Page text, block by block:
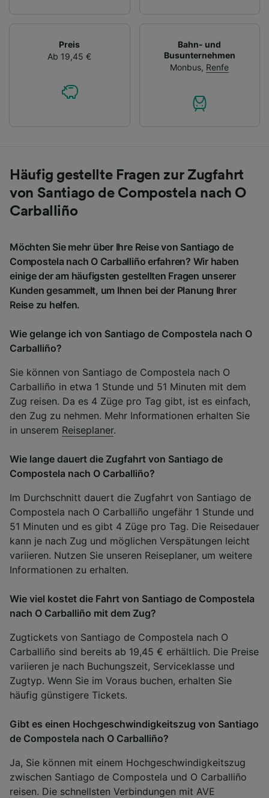
Preis
Ab 19,45 €
Bahn- und
Busunternehmen
Monbus, Renfe
Häufig gestellte Fragen zur Zugfahrt
von Santiago de Compostela nach O
Carballiño
Möchten Sie mehr über Ihre Reise von Santiago de
Compostela nach O Carballiño erfahren? Wir haben
einige der am häufigsten gestellten Fragen unserer
Kunden gesammelt, um Ihnen bei der Planung Ihrer
Reise zu helfen.
Wie gelange ich von Santiago de Compostela nach O
Carballiño?
Sie können von Santiago de Compostela nach O
Carballiño in etwa 1 Stunde und 51 Minuten mit dem
Zug reisen. Da es 4 Züge pro Tag gibt, ist es einfach,
den Zug zu nehmen. Mehr Informationen erhalten Sie
in unserem Reiseplaner.
Wie lange dauert die Zugfahrt von Santiago de
Compostela nach O Carballiño?
Im Durchschnitt dauert die Zugfahrt von Santiago de
Compostela nach O Carballiño ungefähr 1 Stunde und
51 Minuten und es gibt 4 Züge pro Tag. Die Reisedauer
kann je nach Zug und möglichen Verspätungen leicht
variieren. Nutzen Sie unseren Reiseplaner, um weitere
Informationen zu erhalten.
Wie viel kostet die Fahrt von Santiago de Compostela
nach O Carballiño mit dem Zug?
Zugtickets von Santiago de Compostela nach O
Carballiño sind bereits ab 19,45 € erhältlich. Die Preise
variieren je nach Buchungszeit, Serviceklasse und
Zugtyp. Wenn Sie im Voraus buchen, erhalten Sie
häufig günstigere Tickets.
Gibt es einen Hochgeschwindigkeitszug von Santiago
de Compostela nach O Carballiño?
Ja, Sie können mit einem Hochgeschwindigkeitszug
zwischen Santiago de Compostela und O Carballiño
reisen. Die schnellsten Verbindungen mit AVE